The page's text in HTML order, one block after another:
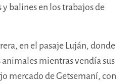
balines en los trabajos de
en el pasaje Luján, donde
animales mientras vendía sus
mercado de Getsemaní, con